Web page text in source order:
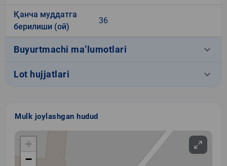
Қанча муддатга
берилиши (ой)
36
Buyurtmachi ma’lumotlari keyboard_arrow_down
Lot hujjatlari keyboard_arrow_down
Mulk joylashgan hudud
+
−